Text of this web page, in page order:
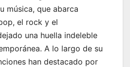
música, que abarca
el rock y el
una huella indeleble
A lo largo de su
han destacado por